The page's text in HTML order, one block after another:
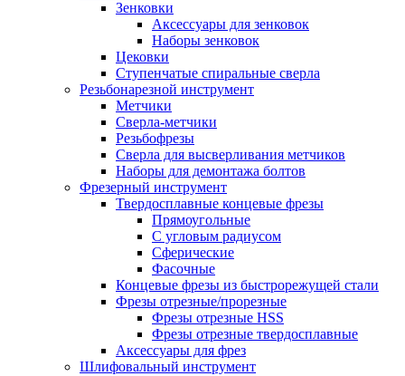
Зенковки
Аксессуары для зенковок
Наборы зенковок
Цековки
Ступенчатые спиральные сверла
Резьбонарезной инструмент
Метчики
Сверла-метчики
Резьбофрезы
Сверла для высверливания метчиков
Наборы для демонтажа болтов
Фрезерный инструмент
Твердосплавные концевые фрезы
Прямоугольные
С угловым радиусом
Сферические
Фасочные
Концевые фрезы из быстрорежущей стали
Фрезы отрезные/прорезные
Фрезы отрезные HSS
Фрезы отрезные твердосплавные
Аксессуары для фрез
Шлифовальный инструмент